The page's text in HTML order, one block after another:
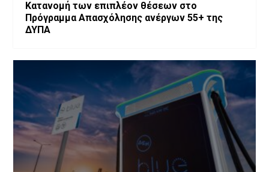
Κατανομή των επιπλέον θέσεων στο
Πρόγραμμα Απασχόλησης ανέργων 55+ της
ΔΥΠΑ